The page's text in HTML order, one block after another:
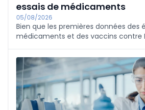
essais de médicaments
05/08/2026
Bien que les premières données des
médicaments et des vaccins contre
nécessaires avant que ces
disponibles pour les patients,